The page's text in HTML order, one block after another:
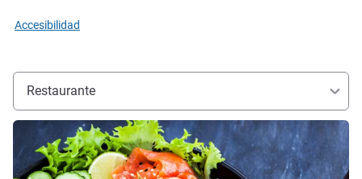
Accesibilidad
Restaurante
Más información